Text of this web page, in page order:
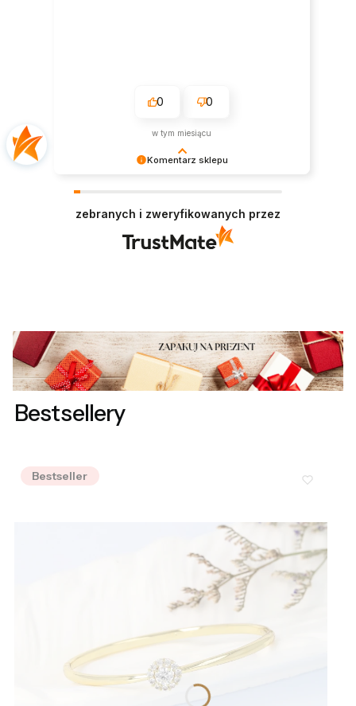
Komentarz sklepu
ponownie!
0 0
w tym miesiącu
zebranych i zweryfikowanych przez
Bestsellery
Bestseller